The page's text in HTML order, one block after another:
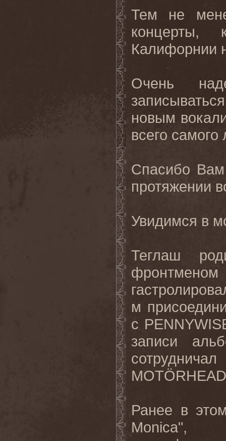
Тем не
концерты,
Калифорнии
Очень
новым
всего самого
Спасибо
протяжении
Увидимся в
Теглаш
фронтменом
м
с
записи
Ранее в
Monica",